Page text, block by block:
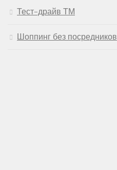
Тест-драйв ТМ
Шоппинг без посредников